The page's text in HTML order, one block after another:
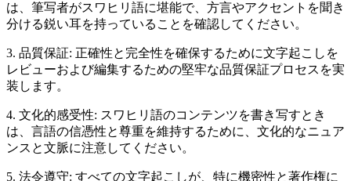
は、筆写者がスワヒリ語に堪能で、方言やアクセントを聞き
分ける鋭い耳を持っていることを確認してください。
3. 品質保証: 正確性と完全性を確保するために文字起こしを
レビューおよび編集するための堅牢な品質保証プロセスを実
装します。
4. 文化的感受性: スワヒリ語のコンテンツを書き写すとき
は、言語の信憑性と尊重を維持するために、文化的なニュア
ンスと文脈に注意してください。
5. 法令遵守: すべての文字起こしが、特に機密性と著作権に